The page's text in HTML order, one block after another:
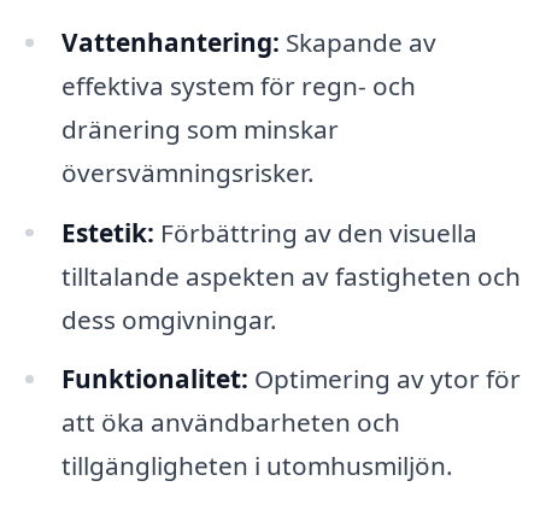
Vattenhantering: Skapande av
effektiva system för regn- och
dränering som minskar
översvämningsrisker.
Estetik: Förbättring av den visuella
tilltalande aspekten av fastigheten och
dess omgivningar.
Funktionalitet: Optimering av ytor för
att öka användbarheten och
tillgängligheten i utomhusmiljön.